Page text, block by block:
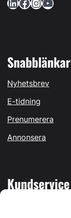
Snabblänkar
Nyhetsbrev
E-tidning
Prenumerera
Annonsera
Kundservice